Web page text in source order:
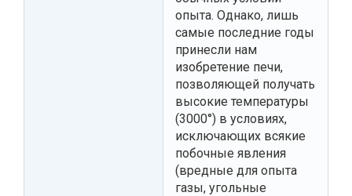
опыта. Однако, лишь
самые последние годы
принесли нам
изобретение печи,
позволяющей получать
высокие температуры
(3000°) в условиях,
исключающих всякие
побочные явления
(вредные для опыта
газы, угольные